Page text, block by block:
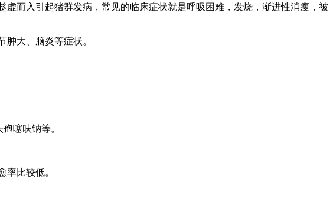
而入引起猪群发病，常见的临床症状就是呼吸困难，发烧，渐进性消瘦，被
节肿大、脑炎等症状。
头孢噻呋钠等。
愈率比较低。